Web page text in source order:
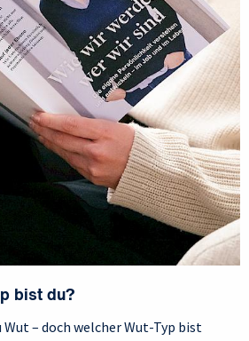
bist du?
– doch welcher Wut-Typ bist